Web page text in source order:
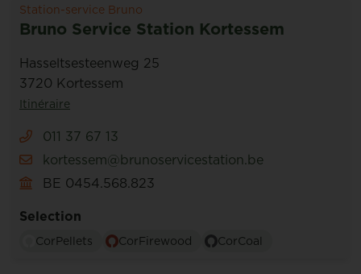
Station-service Bruno
Bruno Service Station Kortessem
Hasseltsesteenweg 25
3720 Kortessem
Itinéraire
011 37 67 13
kortessem@brunoservicestation.be
BE 0454.568.823
Selection
CorPellets CorFirewood CorCoal